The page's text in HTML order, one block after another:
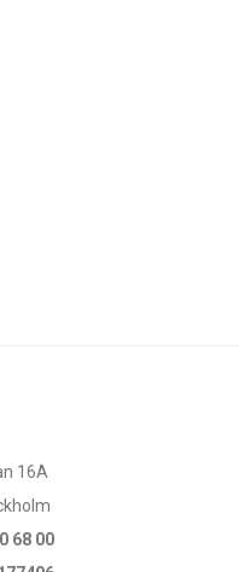
16A
68 00